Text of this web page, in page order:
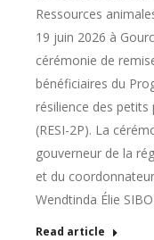
Ressources
19 juin 2026 à
cérémonie de
bénéficiaires du
résilience des petits
(RESI-2P). La
gouverneur de la
et du
Wendtinda Élie
Read article